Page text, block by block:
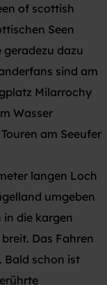
of scottish
Seen
geradezu dazu
sind am
Milarrochy
Wasser
am Seeufer
langen Loch
umgeben
die kargen
Das Fahren
Bald schon ist